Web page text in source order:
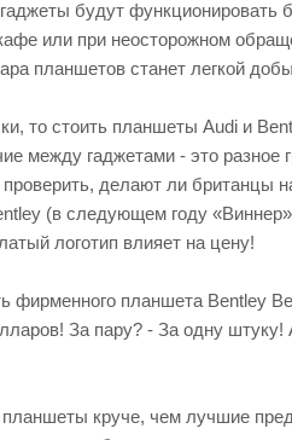
будут
или при неосторожном
планшетов станет легкой
то стоить планшеты Audi и
между гаджетами - это
делают ли британцы
(в следующем году
логотип влияет на цену!
фирменного планшета Bentley
За пару? - За одну штуку!
круче, чем лучшие